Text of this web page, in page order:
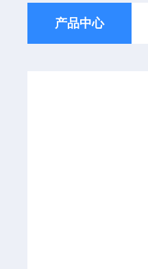
产品中心